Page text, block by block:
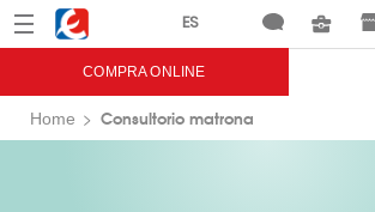
Menú Eroski
COMPRA ONLINE
Home Consultorio matrona